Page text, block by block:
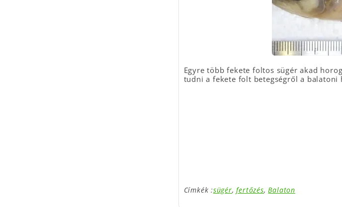
Egyre több fekete foltos sügér akad
tudni a fekete folt betegségről a balatoni
Címkék :sügér,fertőzés, Balaton